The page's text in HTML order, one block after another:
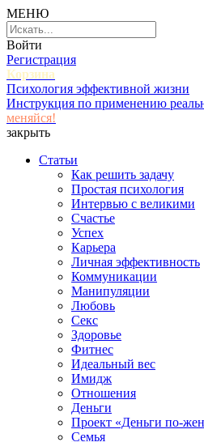
МЕНЮ
Войти
Регистрация
Корзина
Психология эффективной жизни
Инструкция по применению
меняйся!
закрыть
Статьи
Как решить задачу
Простая психология
Интервью с великими
Счастье
Успех
Карьера
Личная эффективность
Коммуникации
Манипуляции
Любовь
Секс
Здоровье
Фитнес
Идеальный вес
Имидж
Отношения
Деньги
Проект «Деньги по-
Семья